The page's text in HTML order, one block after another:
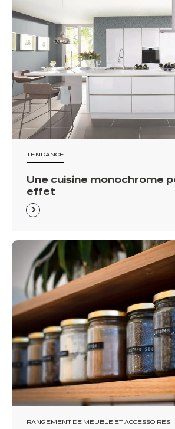
TENDANCE
Une cuisine monochrome
effet
RANGEMENT DE MEUBLE ET ACCESSOIRES